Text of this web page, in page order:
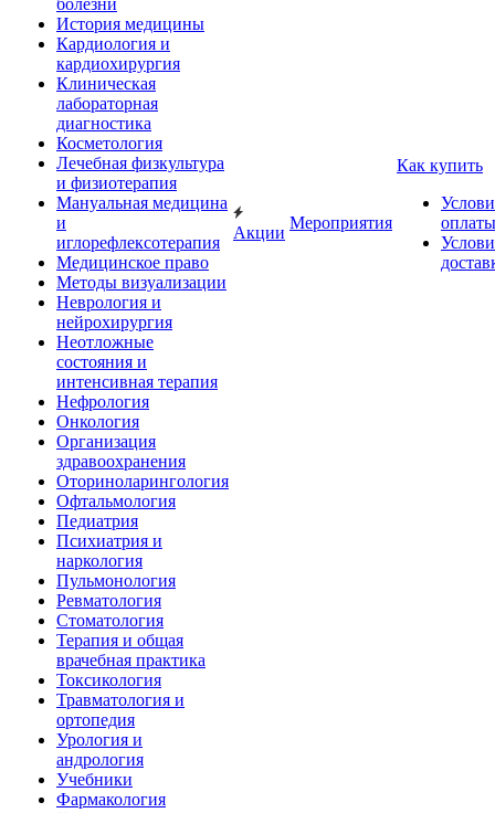
болезни
История медицины
Кардиология и
кардиохирургия
Клиническая
лабораторная
диагностика
Косметология
Лечебная физкультура
и физиотерапия
Мануальная медицина
и
иглорефлексотерапия
Медицинское право
Методы визуализации
Неврология и
нейрохирургия
Неотложные
состояния и
интенсивная терапия
Нефрология
Онкология
Организация
здравоохранения
Оториноларингология
Офтальмология
Педиатрия
Психиатрия и
наркология
Пульмонология
Ревматология
Стоматология
Терапия и общая
врачебная практика
Токсикология
Травматология и
ортопедия
Урология и
андрология
Учебники
Фармакология
Акции
Мероприятия
Как купить
оплаты